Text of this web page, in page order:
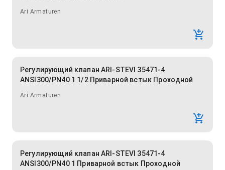
Ari Armaturen
Регулирующий клапан ARI-STEVI 35471-4
ANSI300/PN40 1 1/2 Приварной встык Проходной
Ari Armaturen
Регулирующий клапан ARI-STEVI 35471-4
ANSI300/PN40 1 Приварной встык Проходной